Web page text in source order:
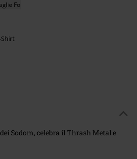
Forti
Shirt
Sodom, celebra il Thrash Metal e